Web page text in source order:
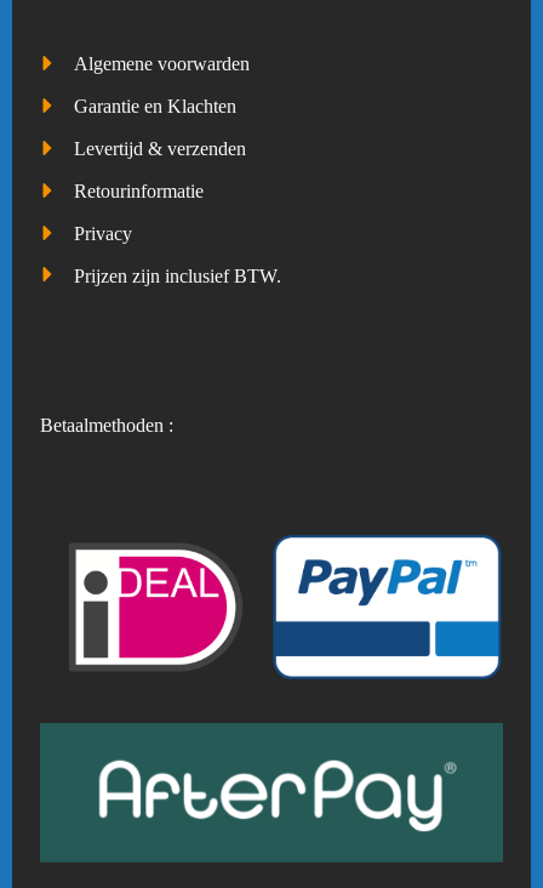
Algemene voorwarden
Garantie en Klachten
Levertijd & verzenden
Retourinformatie
Privacy
Prijzen zijn inclusief BTW.
Betaalmethoden :